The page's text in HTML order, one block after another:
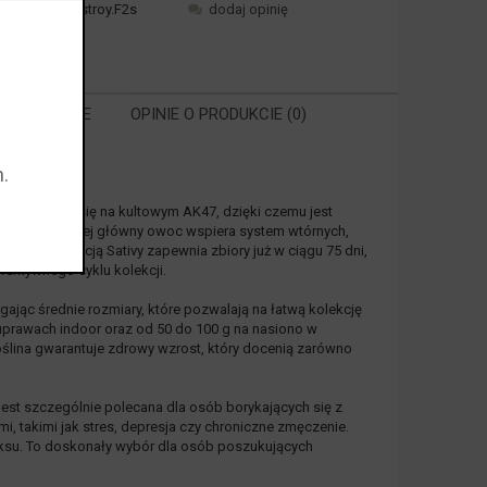
AutoDestroy.F2s
dodaj opinię
POWIĄZANE OPINIE O PRODUKCIE (0)
opiera się na kultowym AK47, dzięki czemu jest
której główny owoc wspiera system wtórnych,
z dominacją Sativy zapewnia zbiory już w ciągu 75 dni,
cyklu kolekcji.
średnie rozmiary, które pozwalają na łatwą kolekcję
indoor oraz od 50 do 100 g na nasiono w
gwarantuje zdrowy wzrost, który docenią zarówno
szczególnie polecana dla osób borykających się z
takimi jak stres, depresja czy chroniczne zmęczenie.
To doskonały wybór dla osób poszukujących